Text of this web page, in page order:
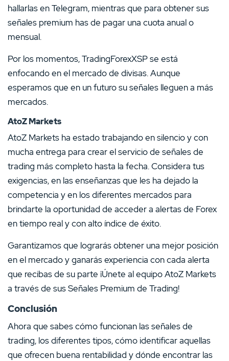
hallarlas en Telegram, mientras que para obtener sus
señales premium has de pagar una cuota anual o
mensual.
Por los momentos, TradingForexXSP se está
enfocando en el mercado de divisas. Aunque
esperamos que en un futuro su señales lleguen a más
mercados.
AtoZ Markets
AtoZ Markets ha estado trabajando en silencio y con
mucha entrega para crear el servicio de señales de
trading más completo hasta la fecha. Considera tus
exigencias, en las enseñanzas que les ha dejado la
competencia y en los diferentes mercados para
brindarte la oportunidad de acceder a alertas de Forex
en tiempo real y con alto índice de éxito.
Garantizamos que lograrás obtener una mejor posición
en el mercado y ganarás experiencia con cada alerta
que recibas de su parte ¡Únete al equipo AtoZ Markets
a través de sus Señales Premium de Trading!
Conclusión
Ahora que sabes cómo funcionan las señales de
trading, los diferentes tipos, cómo identificar aquellas
que ofrecen buena rentabilidad y dónde encontrar las